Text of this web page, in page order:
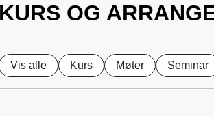
KURS OG
Vis alle Kurs Møter Seminar